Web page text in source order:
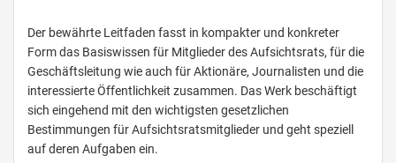
Der bewährte Leitfaden fasst in kompakter und konkreter
Form das Basiswissen für Mitglieder des Aufsichtsrats, für die
Geschäftsleitung wie auch für Aktionäre, Journalisten und die
interessierte Öffentlichkeit zusammen. Das Werk beschäftigt
sich eingehend mit den wichtigsten gesetzlichen
Bestimmungen für Aufsichtsratsmitglieder und geht speziell
auf deren Aufgaben ein.